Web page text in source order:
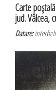
Carte
jud. Vâlcea,
Datare: